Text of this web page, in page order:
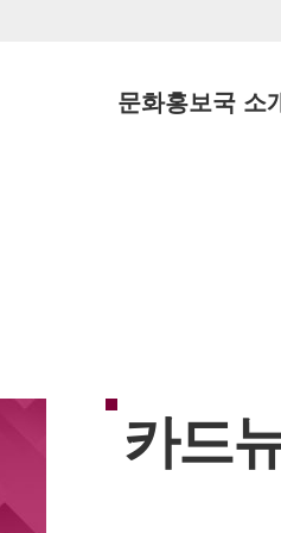
문화홍보국 소
카드